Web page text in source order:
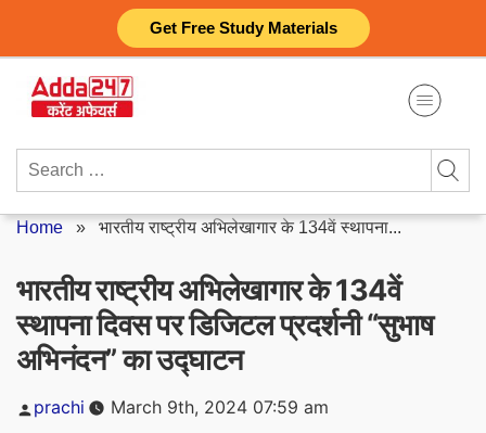
Get Free Study Materials
content
Search
Home » भारतीय राष्ट्रीय अभिलेखागार के 134वें स्थापना...
भारतीय राष्ट्रीय अभिलेखागार के 134वें
स्थापना दिवस पर डिजिटल प्रदर्शनी “सुभाष
अभिनंदन” का उद्घाटन
Posted
by
prachi March 9th, 2024 07:59 am